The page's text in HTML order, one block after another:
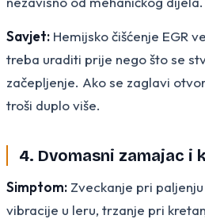
Savjet: Hemijsko čišćenje EGR
treba uraditi prije nego što se
začepljenje. Ako se zaglavi
troši duplo više.
4. Dvomasni zamajac i
Simptom: Zveckanje pri
vibracije u leru, trzanje pri